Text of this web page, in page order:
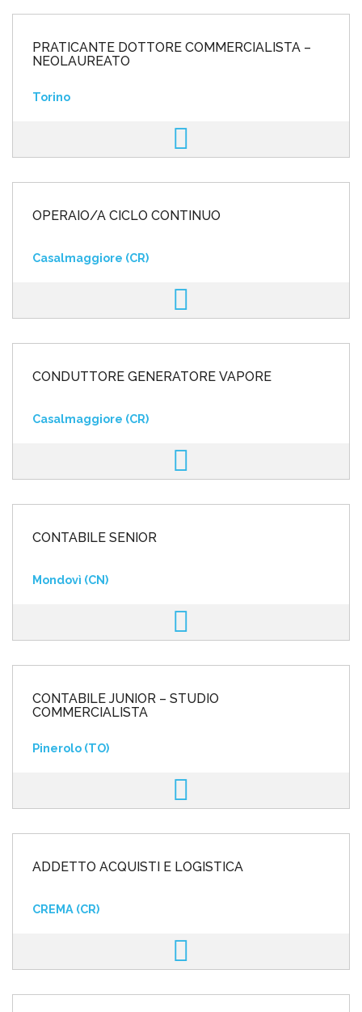
PRATICANTE DOTTORE COMMERCIALISTA –
NEOLAUREATO
Torino
OPERAIO/A CICLO CONTINUO
Casalmaggiore (CR)
CONDUTTORE GENERATORE VAPORE
Casalmaggiore (CR)
CONTABILE SENIOR
Mondovì (CN)
CONTABILE JUNIOR – STUDIO
COMMERCIALISTA
Pinerolo (TO)
ADDETTO ACQUISTI E LOGISTICA
CREMA (CR)